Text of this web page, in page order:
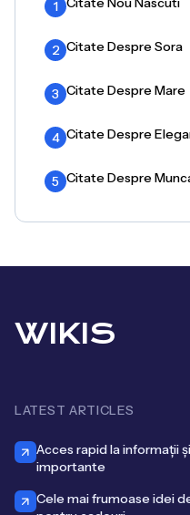
1
2 Citate Despre Sora
3 Citate Despre Mare
4 Citate Despre
5 Citate Despre
WIKIS
LATEST ARTICLES
Acces rapid la informații
importante
Cele mai frumoase idei